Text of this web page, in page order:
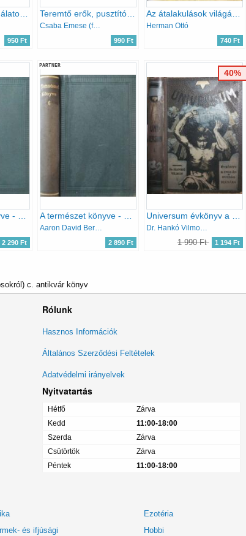
A tudomány csodálatos világa
950 Ft
Csaba Emese (főszerk.)
990 Ft
Herman Ottó
740 Ft
2 290 Ft
PARTNER
2 890 Ft
Dr. Hankó Vilmos (szerk.)
1 990 Ft 1 194 Ft
40%
c. antikvár könyv
Rólunk
Lábléc
menü
Hasznos Információk
Általános Szerződési Feltételek
Adatvédelmi irányelvek
Nyitvatartás
Hétfő
Zárva
Kedd
11:00-18:00
Szerda
Zárva
Csütörtök
Zárva
Péntek
11:00-18:00
Ezotéria
és ifjúsági Hobbi